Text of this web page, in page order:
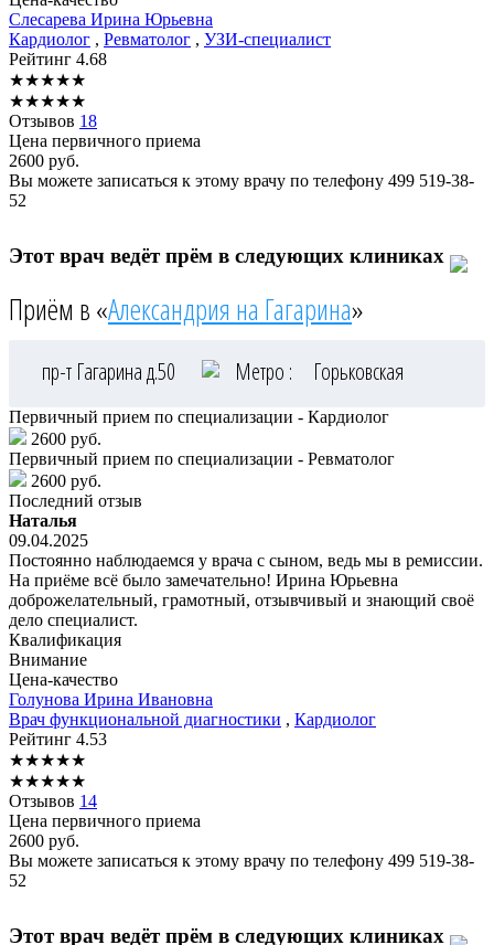
Слесарева Ирина Юрьевна
Кардиолог , Ревматолог , УЗИ-специалист
Рейтинг 4.68
★★★★★
★★★★★
Отзывов 18
Цена первичного приема
2600 руб.
Вы можете записаться к этому врачу по телефону 499 519-38-
52
Этот врач ведёт прём в следующих клиниках
Приём в «Александрия на Гагарина»
пр-т Гагарина д.50 Метро : Горьковская
Первичный прием по специализации - Кардиолог
2600 руб.
Первичный прием по специализации - Ревматолог
2600 руб.
Последний отзыв
Наталья
09.04.2025
Постоянно наблюдаемся у врача с сыном, ведь мы в ремиссии.
На приёме всё было замечательно! Ирина Юрьевна
доброжелательный, грамотный, отзывчивый и знающий своё
дело специалист.
Квалификация
Внимание
Цена-качество
Голунова Ирина Ивановна
Врач функциональной диагностики , Кардиолог
Рейтинг 4.53
★★★★★
★★★★★
Отзывов 14
Цена первичного приема
2600 руб.
Вы можете записаться к этому врачу по телефону 499 519-38-
52
Этот врач ведёт прём в следующих клиниках